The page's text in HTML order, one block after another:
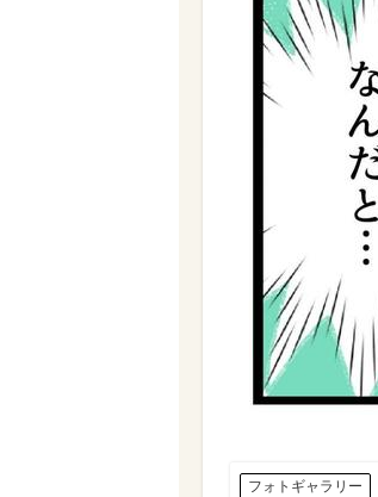
フォトギャラリー